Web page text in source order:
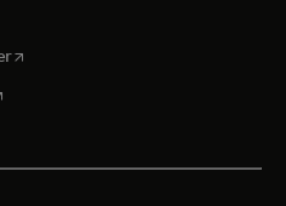
in a new tab
opens in a new tab
in a new tab